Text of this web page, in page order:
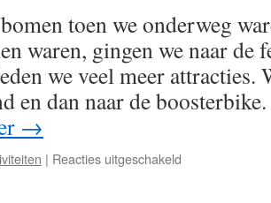
toen we onderweg
waren, gingen we naar
we veel meer attracties.
en dan naar de
→
| Reacties uitgeschakeld